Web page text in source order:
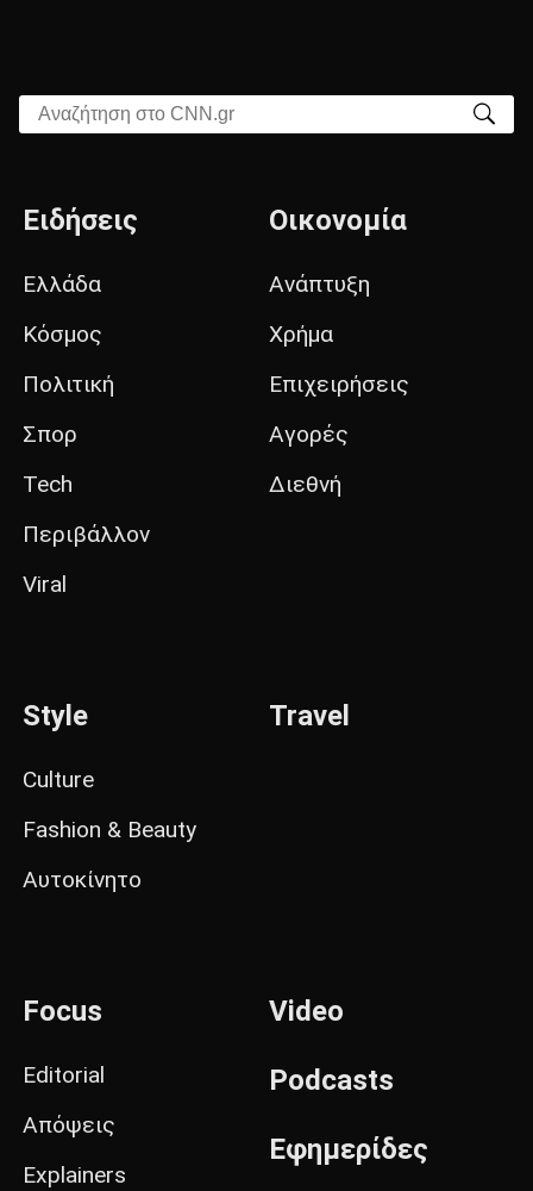
Αναζήτηση στο CNN.gr
Ειδήσεις
Ελλάδα
Κόσμος
Πολιτική
Σπορ
Tech
Περιβάλλον
Viral
Οικονομία
Ανάπτυξη
Χρήμα
Επιχειρήσεις
Αγορές
Διεθνή
Style
Culture
Fashion & Beauty
Αυτοκίνητο
Travel
Focus
Editorial
Απόψεις
Explainers
Video
Podcasts
Εφημερίδες